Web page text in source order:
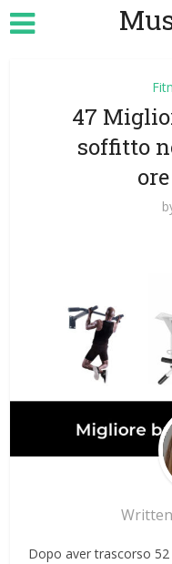
47
soffitto
Dopo aver trascorso